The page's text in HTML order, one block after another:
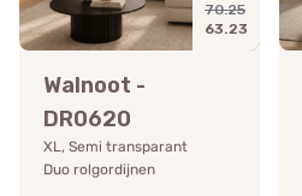
70.25
63.23
Walnoot -
DR0620
XL, Semi transparant
Duo rolgordijnen